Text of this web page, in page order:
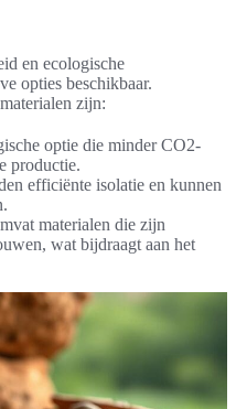
en ecologische
opties beschikbaar.
zijn:
optie die minder CO2-
productie.
efficiënte isolatie en kunnen
materialen die zijn
wat bijdraagt aan het